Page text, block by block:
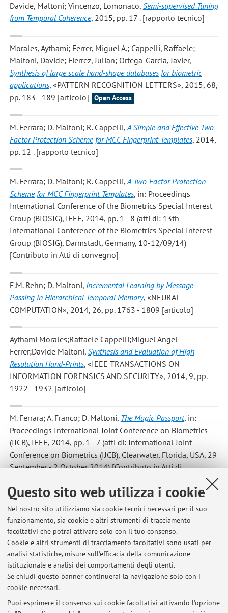
Questo sito web utilizza i cookie
Nel nostro sito utilizziamo sia cookie tecnici necessari per il suo
funzionamento, sia cookie e altri strumenti di tracciamento
facoltativi che potrai attivare solo con il tuo consenso.
Cookie e altri strumenti di tracciamento facoltativi sono usati per
analisi statistiche, misure sull'efficacia della comunicazione
istituzionale e analisi dei comportamenti degli utenti.
Se chiudi questo banner continuerai la navigazione solo con i
cookie necessari.
Puoi esprimere il consenso sui cookie facoltativi attivando l'opzione
Davide, Maltoni; Vincenzo, Lomonaco, Semi-supervised Tuning
from Temporal Coherence, 2015, pp. 17 . [rapporto tecnico]
Morales, Aythami; Ferrer, Miguel A.; Cappelli, Raffaele;
Maltoni, Davide; Fierrez, Julian; Ortega-Garcia, Javier,
Synthesis of large scale hand-shape databases for biometric
applications, «PATTERN RECOGNITION LETTERS», 2015, 68,
pp. 183 - 189 [articolo]
Open Access
M. Ferrara; D. Maltoni; R. Cappelli, A Simple and Effective Two-
Factor Protection Scheme for MCC Fingerprint Templates, 2014,
pp. 12 . [rapporto tecnico]
M. Ferrara; D. Maltoni; R. Cappelli,A Two-Factor Protection
Scheme for MCC Fingerprint Templates, in: Proceedings
International Conference of the Biometrics Special Interest
Group (BIOSIG), IEEE, 2014, pp. 1 - 8 (atti di: 13th
International Conference of the Biometrics Special Interest
Group (BIOSIG), Darmstadt, Germany, 10-12/09/14)
[Contributo in Atti di convegno]
E.M. Rehn; D. Maltoni, Incremental Learning by Message
Passing in Hierarchical Temporal Memory, «NEURAL
COMPUTATION», 2014, 26, pp. 1763 - 1809 [articolo]
Aythami Morales;Raffaele Cappelli;Miguel Angel
Ferrer;Davide Maltoni, Synthesis and Evaluation of High
Resolution Hand-Prints, «IEEE TRANSACTIONS ON
INFORMATION FORENSICS AND SECURITY», 2014, 9, pp.
1922 - 1932 [articolo]
M. Ferrara; A. Franco; D. Maltoni, The Magic Passport, in:
Proceedings International Joint Conference on Biometrics
(IJCB), IEEE, 2014, pp. 1 - 7 (atti di: International Joint
Conference on Biometrics (IJCB), Clearwater, Florida, USA, 29
September - 2 October 2014) [Contributo in Atti di
R. Cappelli; M. Ferrara; D. Maltoni; D. Maio,MCC Software
Development Kit, 2013. [software]
5 6 7 8 9